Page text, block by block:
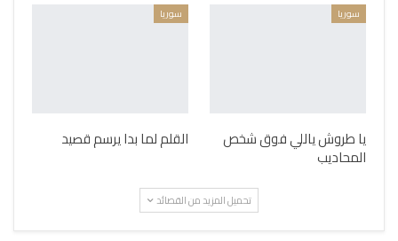
سوريا
يا طروش ياللي فوق شخص
المحاديب
سوريا
القلم لما بدا يرسم قصيد
تحميل المزيد من القصائد